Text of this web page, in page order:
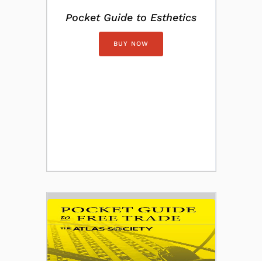
Pocket Guide to Esthetics
BUY NOW